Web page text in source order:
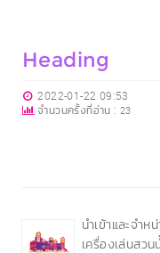
Heading
2022-01-22 09:53
จำนวนครั้งที่อ่าน : 23
นำเข้าและจำห
เครื่องเล่นสว